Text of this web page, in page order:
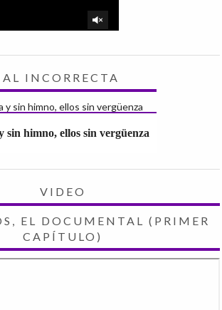
INCORRECTA
sin himno, ellos sin vergüenza
VIDEO
EL DOCUMENTAL (PRIMER
CAPÍTULO)